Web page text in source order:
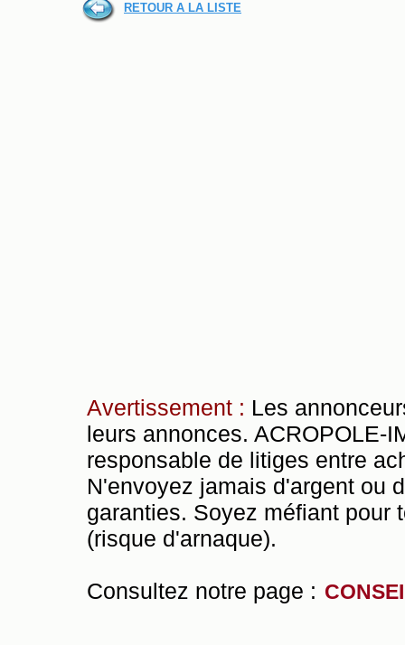
RETOUR A LA LISTE
Avertissement : Les
leurs annonces. ACROPOLE-
responsable de litiges entre
N'envoyez jamais d'argent ou
garanties. Soyez méfiant pour
(risque d'arnaque).
Consultez notre page :